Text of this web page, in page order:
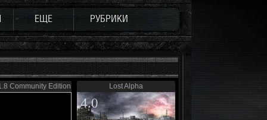
ЕЩЕ РУБРИКИ
Community Edition Lost Alpha
4.0